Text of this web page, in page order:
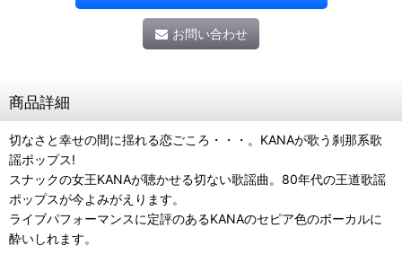
お問い合わせ
商品詳細
切なさと幸せの間に揺れる恋ごころ・・・。KANAが歌う刹那系歌
謡ポップス!
スナックの女王KANAが聴かせる切ない歌謡曲。80年代の王道歌謡
ポップスが今よみがえります。
ライブパフォーマンスに定評のあるKANAのセピア色のボーカルに
酔いしれます。